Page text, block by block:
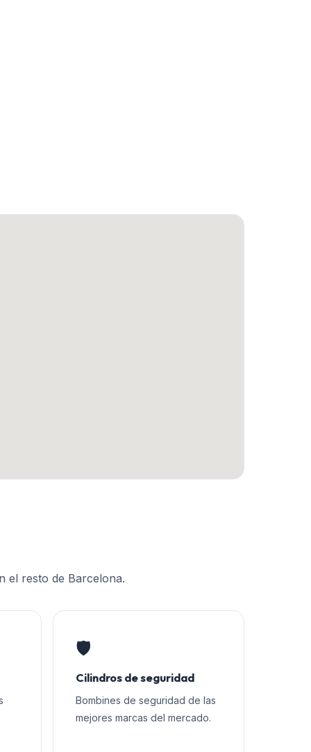
el resto de Barcelona.
🛡️
Cilindros de seguridad
Bombines de seguridad de las
mejores marcas del mercado.